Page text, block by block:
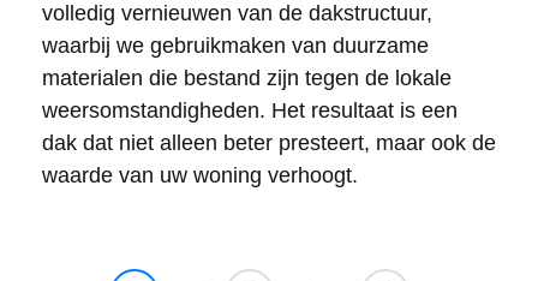
volledig vernieuwen van de dakstructuur,
waarbij we gebruikmaken van duurzame
materialen die bestand zijn tegen de lokale
weersomstandigheden. Het resultaat is een
dak dat niet alleen beter presteert, maar ook de
waarde van uw woning verhoogt.